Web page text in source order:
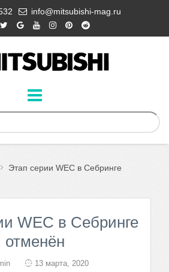
info@mitsubishi-mag.ru
Этап серии WEC в Себринге
WEC в Себринге
отменён
13 марта, 2020